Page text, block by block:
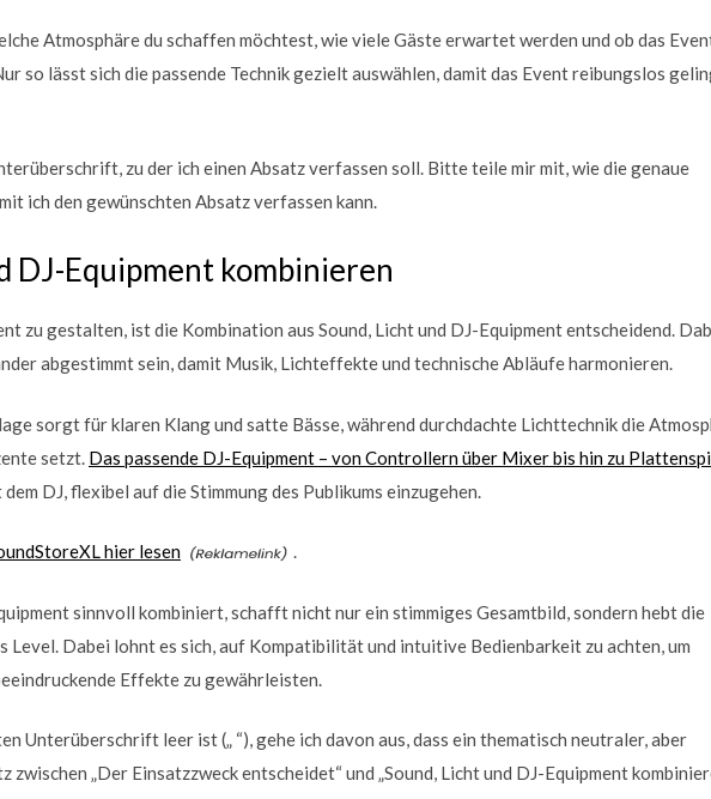
Atmosphäre du schaffen möchtest, wie viele Gäste erwartet werden und ob das
so lässt sich die passende Technik gezielt auswählen, damit das Event reibungslos
zu der ich einen Absatz verfassen soll. Bitte teile mir mit, wie die genaue
ich den gewünschten Absatz verfassen kann.
DJ-Equipment kombinieren
zu gestalten, ist die Kombination aus Sound, Licht und DJ-Equipment entscheidend.
abgestimmt sein, damit Musik, Lichteffekte und technische Abläufe harmonieren.
sorgt für klaren Klang und satte Bässe, während durchdachte Lichttechnik die
setzt. Das passende DJ-Equipment – von Controllern über Mixer bis hin zu
DJ, flexibel auf die Stimmung des Publikums einzugehen.
hier lesen .
sinnvoll kombiniert, schafft nicht nur ein stimmiges Gesamtbild, sondern hebt die
Level. Dabei lohnt es sich, auf Kompatibilität und intuitive Bedienbarkeit zu achten, um
Effekte zu gewährleisten.
Unterüberschrift leer ist („ “), gehe ich davon aus, dass ein thematisch neutraler, aber
zwischen „Der Einsatzzweck entscheidet“ und „Sound, Licht und DJ-Equipment